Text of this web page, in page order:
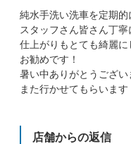
純水手洗い洗車を定期的
スタッフさん皆さん丁
仕上がりもとても綺麗に
お勧めです！
暑い中ありがとうござい
また行かせてもらいます
店舗からの返信